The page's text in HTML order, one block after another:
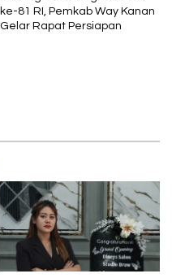
ke-81 RI, Pemkab Way Kanan
Gelar Rapat Persiapan